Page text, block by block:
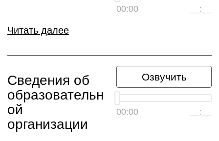
00:00 __:__
Читать далее
Озвучить
00:00 __:__
Сведения об
образовательн
ой
организации